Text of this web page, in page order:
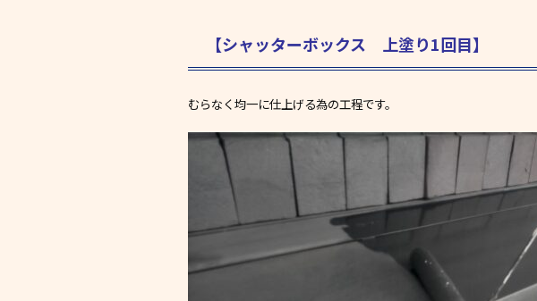
【シャッターボックス 上塗り1回目】
むらなく均一に仕上げる為の工程です。